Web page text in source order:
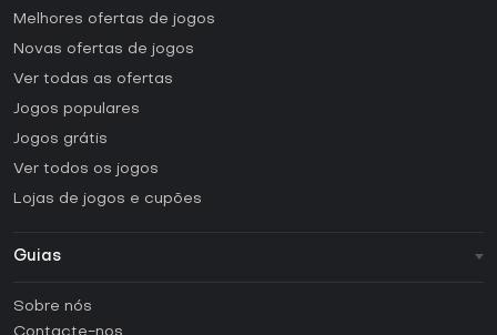
Melhores ofertas de jogos
Novas ofertas de jogos
Ver todas as ofertas
Jogos populares
Jogos grátis
Ver todos os jogos
Lojas de jogos e cupões
Guias
Sobre nós